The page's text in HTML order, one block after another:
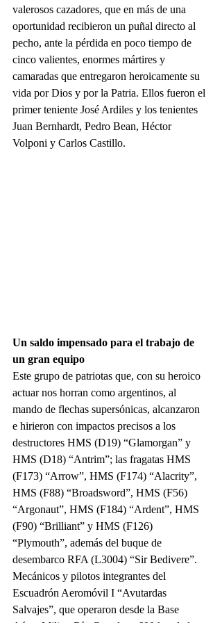
valerosos cazadores, que en más de una
oportunidad recibieron un puñal directo al
pecho, ante la pérdida en poco tiempo de
cinco valientes, enormes mártires y
camaradas que entregaron heroicamente su
vida por Dios y por la Patria. Ellos fueron el
primer teniente José Ardiles y los tenientes
Juan Bernhardt, Pedro Bean, Héctor
Volponi y Carlos Castillo.
Un saldo impensado para el trabajo de
un gran equipo
Este grupo de patriotas que, con su heroico
actuar nos horran como argentinos, al
mando de flechas supersónicas, alcanzaron
e hirieron con impactos precisos a los
destructores HMS (D19) “Glamorgan” y
HMS (D18) “Antrim”; las fragatas HMS
(F173) “Arrow”, HMS (F174) “Alacrity”,
HMS (F88) “Broadsword”, HMS (F56)
“Argonaut”, HMS (F184) “Ardent”, HMS
(F90) “Brilliant” y HMS (F126)
“Plymouth”, además del buque de
desembarco RFA (L3004) “Sir Bedivere”.
Mecánicos y pilotos integrantes del
Escuadrón Aeromóvil I “Avutardas
Salvajes”, que operaron desde la Base